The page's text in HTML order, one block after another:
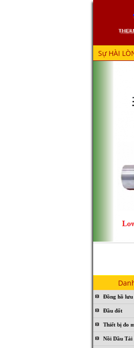
Sự HÀI
Đồng hồ lưu
Đầu đốt
Thiết bị đo
Nồi Dầu Tải